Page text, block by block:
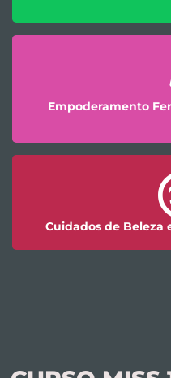
Empoderamento
Cuidados de Beleza